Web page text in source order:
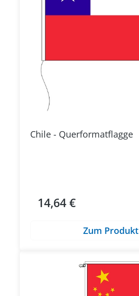
Chile - Querformatflagge
Regulärer Preis:
14,64 €
Zum Produkt